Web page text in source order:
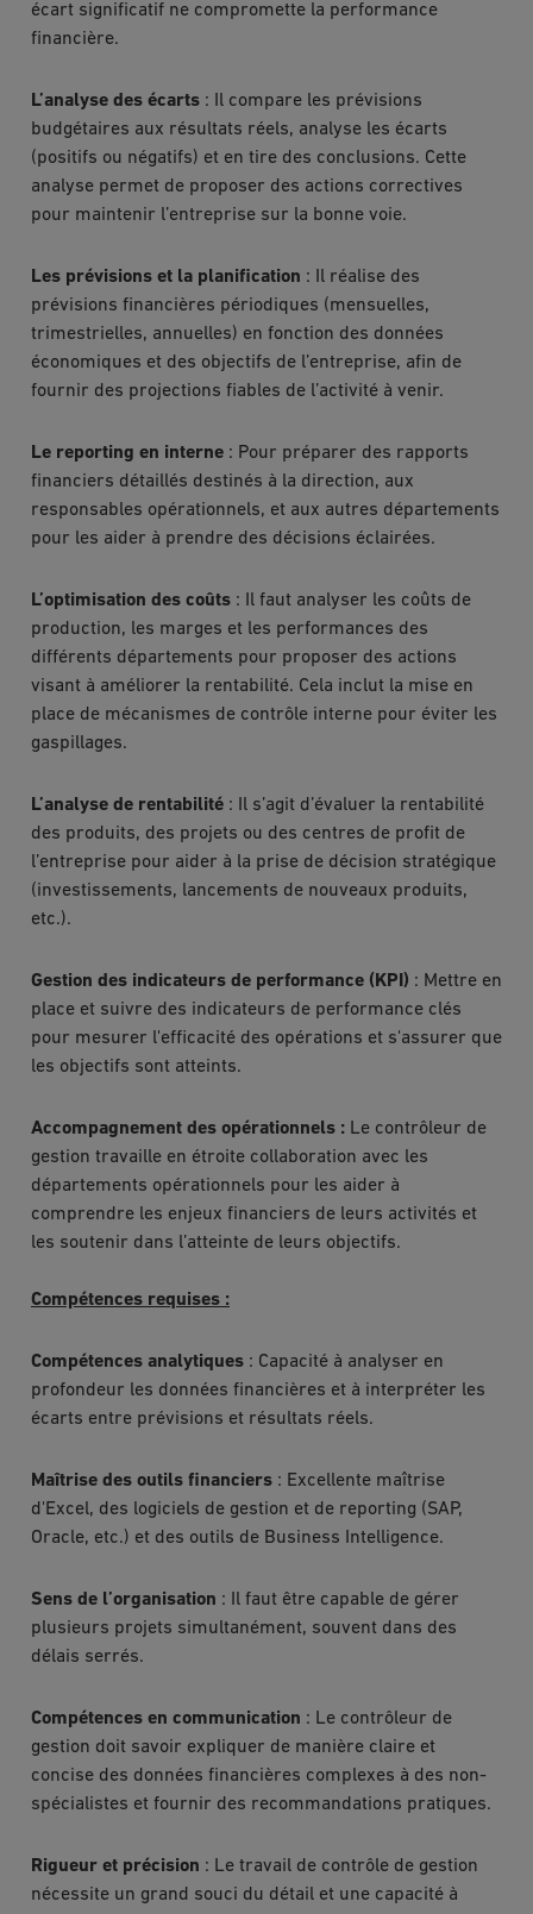
écart significatif ne compromette la performance
financière.
L’analyse des écarts : Il compare les prévisions
budgétaires aux résultats réels, analyse les écarts
(positifs ou négatifs) et en tire des conclusions. Cette
analyse permet de proposer des actions correctives
pour maintenir l’entreprise sur la bonne voie.
Les prévisions et la planification : Il réalise des
prévisions financières périodiques (mensuelles,
trimestrielles, annuelles) en fonction des données
économiques et des objectifs de l’entreprise, afin de
fournir des projections fiables de l’activité à venir.
Le reporting en interne : Pour préparer des rapports
financiers détaillés destinés à la direction, aux
responsables opérationnels, et aux autres départements
pour les aider à prendre des décisions éclairées.
L’optimisation des coûts : Il faut analyser les coûts de
production, les marges et les performances des
différents départements pour proposer des actions
visant à améliorer la rentabilité. Cela inclut la mise en
place de mécanismes de contrôle interne pour éviter les
gaspillages.
L’analyse de rentabilité : Il s’agit d’évaluer la rentabilité
des produits, des projets ou des centres de profit de
l’entreprise pour aider à la prise de décision stratégique
(investissements, lancements de nouveaux produits,
etc.).
Gestion des indicateurs de performance (KPI) : Mettre en
place et suivre des indicateurs de performance clés
pour mesurer l'efficacité des opérations et s'assurer que
les objectifs sont atteints.
Accompagnement des opérationnels : Le contrôleur de
gestion travaille en étroite collaboration avec les
départements opérationnels pour les aider à
comprendre les enjeux financiers de leurs activités et
les soutenir dans l’atteinte de leurs objectifs.
Compétences requises :
Compétences analytiques : Capacité à analyser en
profondeur les données financières et à interpréter les
écarts entre prévisions et résultats réels.
Maîtrise des outils financiers : Excellente maîtrise
d'Excel, des logiciels de gestion et de reporting (SAP,
Oracle, etc.) et des outils de Business Intelligence.
Sens de l’organisation : Il faut être capable de gérer
plusieurs projets simultanément, souvent dans des
délais serrés.
Compétences en communication : Le contrôleur de
gestion doit savoir expliquer de manière claire et
concise des données financières complexes à des non-
spécialistes et fournir des recommandations pratiques.
Rigueur et précision : Le travail de contrôle de gestion
nécessite un grand souci du détail et une capacité à